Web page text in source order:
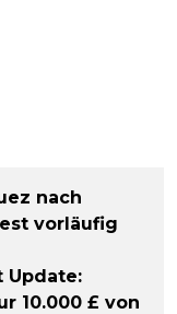
nach
vorläufig
Update:
10.000 £ von